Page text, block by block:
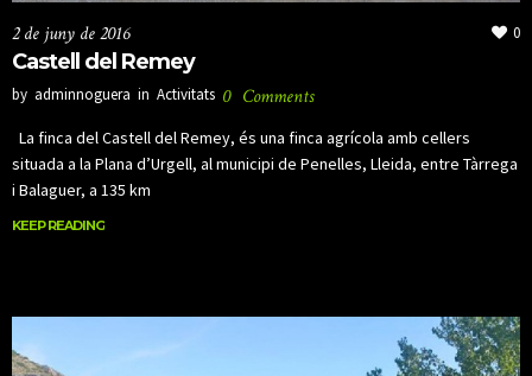
2 de juny de 2016 0
Castell del Remey
by adminnoguera in Activitats 0 Comments
La finca del Castell del Remey, és una finca agrícola amb cellers
situada a la Plana d’Urgell, al municipi de Penelles, Lleida, entre Tàrrega
i Balaguer, a 135 km
KEEP READING